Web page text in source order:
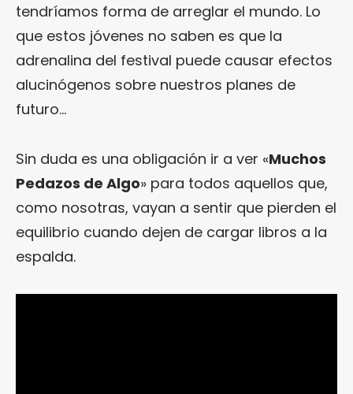
tendríamos forma de arreglar el mundo. Lo
que estos jóvenes no saben es que la
adrenalina del festival puede causar efectos
alucinógenos sobre nuestros planes de
futuro…
Sin duda es una obligación ir a ver «Muchos
Pedazos de Algo» para todos aquellos que,
como nosotras, vayan a sentir que pierden el
equilibrio cuando dejen de cargar libros a la
espalda.